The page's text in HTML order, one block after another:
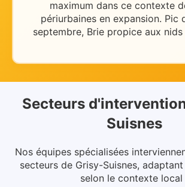
maximum dans ce contexte
périurbaines en expansion. Pic
septembre, Brie propice aux
Secteurs
Suisnes
Nos équipes spécialisées
secteurs de Grisy-Suisnes,
selon le contexte local